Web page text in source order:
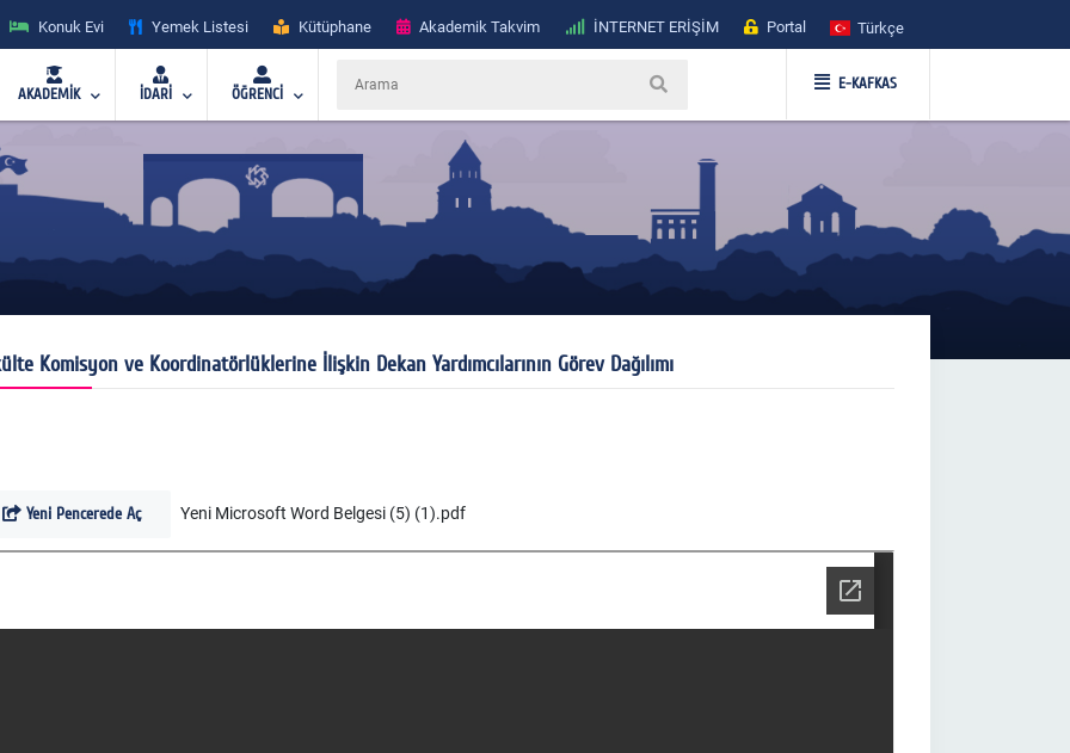
Konuk Evi Yemek Listesi Kütüphane Akademik Takvim İNTERNET ERİŞİM Portal Türkçe
AKADEMİK İDARİ ÖĞRENCİ
E-KAFKAS
Komisyon ve Koordinatörlüklerine İlişkin Dekan Yardımcılarının Görev Dağılımı
Yeni Pencerede Aç Yeni Microsoft Word Belgesi (5) (1).pdf